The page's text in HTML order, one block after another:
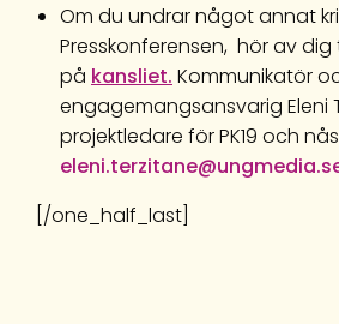
Om du undrar något annat
Presskonferensen, hör av
på kansliet. Kommunikatör
engagemangsansvarig Eleni
projektledare för PK19 och
[/one_half_last]